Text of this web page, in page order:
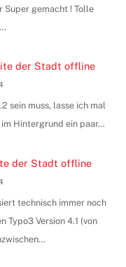
Super gemacht ! Tolle
der Stadt offline
sein muss, lasse ich mal
Hintergrund ein paar…
der Stadt offline
technisch immer noch
Typo3 Version 4.1 (von